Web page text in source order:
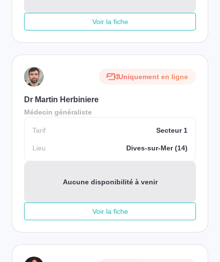
Voir la fiche
Uniquement en ligne
Dr Martin Herbiniere
Médecin généraliste
Tarif Secteur 1
Lieu Dives-sur-Mer (14)
Aucune disponibilité à venir
Voir la fiche